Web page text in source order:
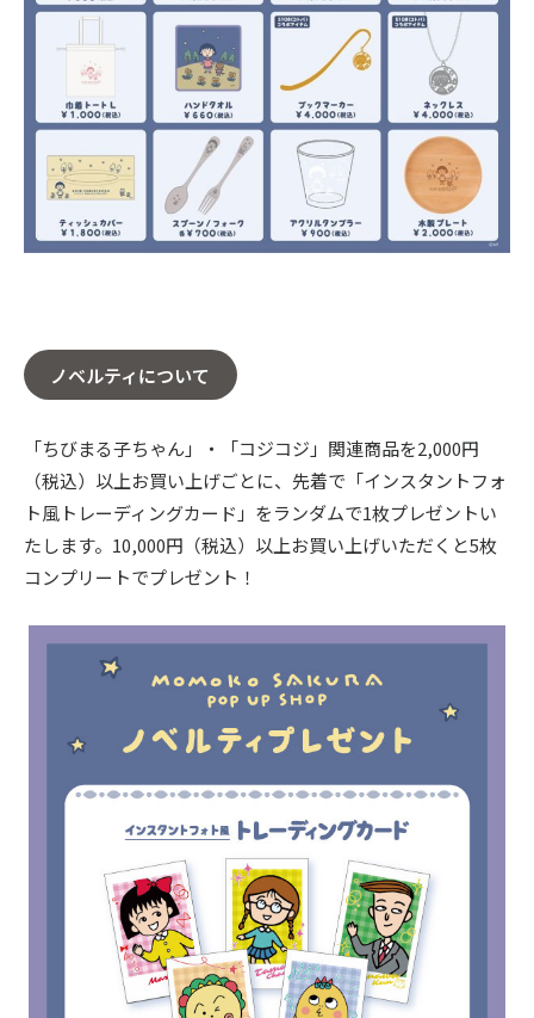
ノベルティについて
「ちびまる子ちゃん」・「コジコジ」関連商品を2,000円
（税込）以上お買い上げごとに、先着で「インスタントフォ
ト風トレーディングカード」をランダムで1枚プレゼントい
たします。10,000円（税込）以上お買い上げいただくと5枚
コンプリートでプレゼント！